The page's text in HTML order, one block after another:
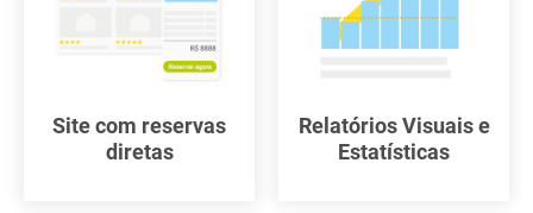
Site com reservas
diretas
Relatórios Visuais e
Estatísticas